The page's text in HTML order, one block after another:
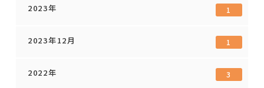
2023年 1
2023年12月 1
2022年 3